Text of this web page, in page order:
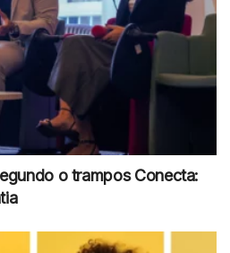
o trampos Conecta: